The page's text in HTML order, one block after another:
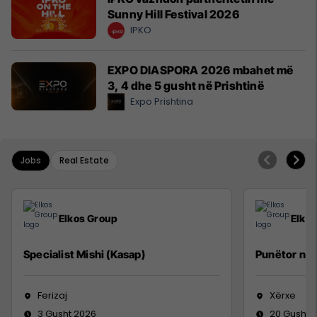
Sunny Hill Festival 2026
IPKO
EXPO DIASPORA 2026 mbahet më
3, 4 dhe 5 gusht në Prishtinë
Expo Prishtina
Jobs Real Estate
Elkos Group
Specialist Mishi (Kasap)
Ferizaj
3 Gusht 2026
Punëtor në
Xërxe
20 Gusht